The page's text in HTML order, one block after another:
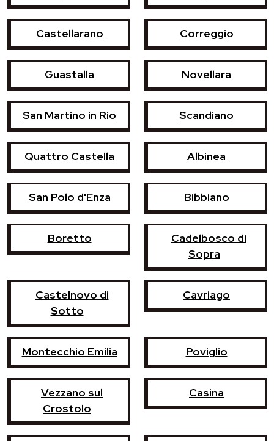
Castellarano Correggio
Guastalla Novellara
San Martino in Rio Scandiano
Quattro Castella Albinea
San Polo d'Enza Bibbiano
Boretto
Cadelbosco di
Sopra
Castelnovo di
Sotto
Cavriago
Montecchio Emilia Poviglio
Vezzano sul
Crostolo
Casina